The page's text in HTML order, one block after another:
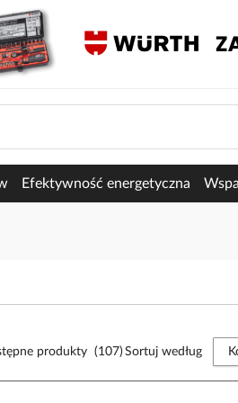
Efektywność energetyczna
produkty (107) Sortuj według